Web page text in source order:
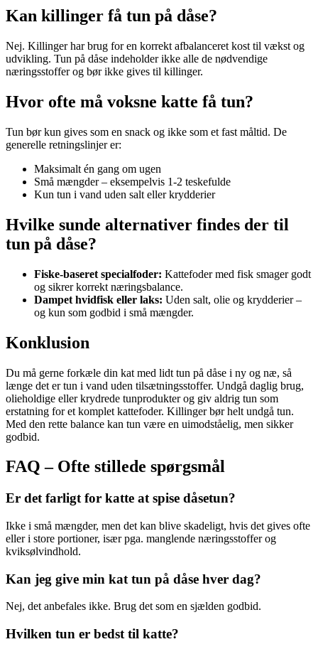
Kan killinger få tun på dåse?
Nej. Killinger har brug for en korrekt afbalanceret kost til vækst og
udvikling. Tun på dåse indeholder ikke alle de nødvendige
næringsstoffer og bør ikke gives til killinger.
Hvor ofte må voksne katte få tun?
Tun bør kun gives som en snack og ikke som et fast måltid. De
generelle retningslinjer er:
Maksimalt én gang om ugen
Små mængder – eksempelvis 1-2 teskefulde
Kun tun i vand uden salt eller krydderier
Hvilke sunde alternativer findes der til
tun på dåse?
Fiske-baseret specialfoder: Kattefoder med fisk smager godt
og sikrer korrekt næringsbalance.
Dampet hvidfisk eller laks: Uden salt, olie og krydderier –
og kun som godbid i små mængder.
Konklusion
Du må gerne forkæle din kat med lidt tun på dåse i ny og næ, så
længe det er tun i vand uden tilsætningsstoffer. Undgå daglig brug,
olieholdige eller krydrede tunprodukter og giv aldrig tun som
erstatning for et komplet kattefoder. Killinger bør helt undgå tun.
Med den rette balance kan tun være en uimodståelig, men sikker
godbid.
FAQ – Ofte stillede spørgsmål
Er det farligt for katte at spise dåsetun?
Ikke i små mængder, men det kan blive skadeligt, hvis det gives ofte
eller i store portioner, især pga. manglende næringsstoffer og
kviksølvindhold.
Kan jeg give min kat tun på dåse hver dag?
Nej, det anbefales ikke. Brug det som en sjælden godbid.
Hvilken tun er bedst til katte?